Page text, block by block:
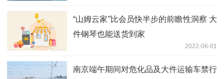
“山姆云家”比会员快半步的前瞻性洞察 大
件钢琴也能送货到家
2022-06-01
南京端午期间对危化品及大件运输车禁行